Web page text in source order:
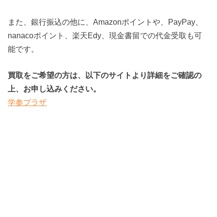
また、銀行振込の他に、Amazonポイントや、PayPay、
nanacoポイント、楽天Edy、現金書留での代金受取も可
能です。
買取をご希望の方は、以下のサイトより詳細をご確認の
上、お申し込みください。
学参プラザ